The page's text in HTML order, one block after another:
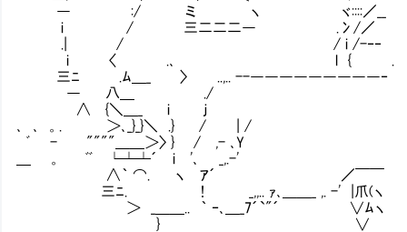
― :/ ミ ヽ ヾ::::／__
i / 三二二二― .冫/／
.| / / i /-
i 〈 .､ l { .
三ﾆ .ﾑ＿_ 〉 ..,.. --―――――――――‐
― 八＿
∧ {＼＿_ i ｊ
､ ､ 。. ＞､_}_}＼ .} / | /
ﾞ - """"＿＿＞〉 } / ,- ､Y
＿ 。 ﾞﾞ └┴┴´ i '､ _,.-'
∧｀ ⌒. ヽ ｱ´ ／￣￣
三ﾆ. ! _,,.. ｧ､＿＿_ ,. -' |爪(ヽ
＞ _＿＿.. ｀ ‐､＿_7´`"´ ∨ﾑヽ
} ∨